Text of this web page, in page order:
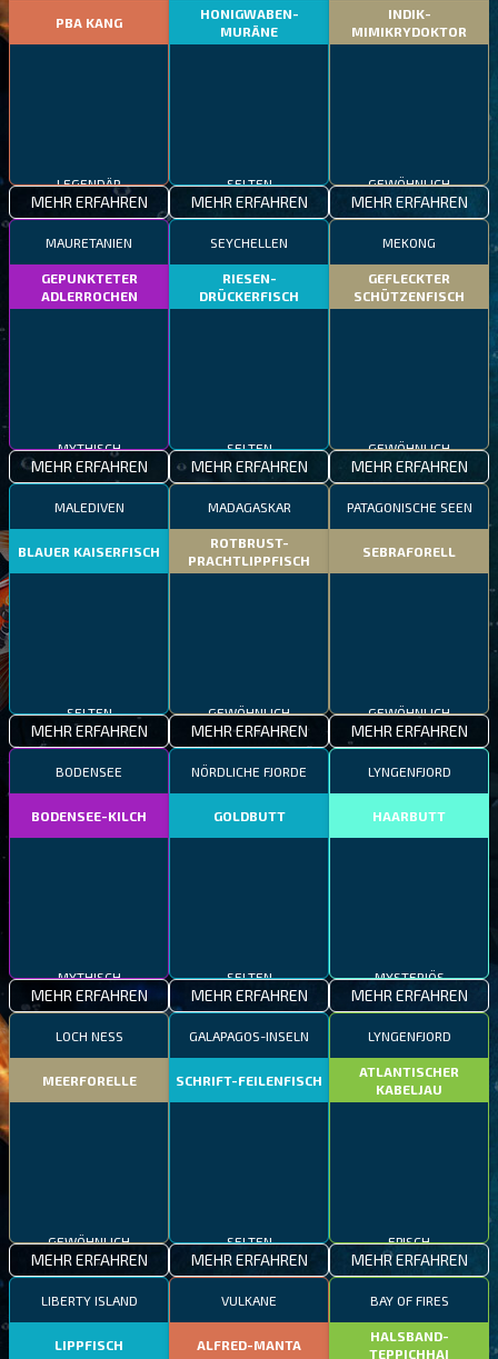
PBA KANG
LEGENDÄR
MEHR ERFAHREN
HONIGWABEN-
MURÄNE
SELTEN
MEHR ERFAHREN
INDIK-
MIMIKRYDOKTOR
GEWÖHNLICH
MEHR ERFAHREN
MAURETANIEN
GEPUNKTETER
ADLERROCHEN
MYTHISCH
MEHR ERFAHREN
SEYCHELLEN
RIESEN-
DRÜCKERFISCH
SELTEN
MEHR ERFAHREN
MEKONG
GEFLECKTER
SCHÜTZENFISCH
GEWÖHNLICH
MEHR ERFAHREN
MALEDIVEN
BLAUER KAISERFISCH
SELTEN
MEHR ERFAHREN
MADAGASKAR
ROTBRUST-
PRACHTLIPPFISCH
GEWÖHNLICH
MEHR ERFAHREN
PATAGONISCHE SEEN
SEBRAFORELL
GEWÖHNLICH
MEHR ERFAHREN
BODENSEE
BODENSEE-KILCH
MYTHISCH
MEHR ERFAHREN
NÖRDLICHE FJORDE
GOLDBUTT
SELTEN
MEHR ERFAHREN
LYNGENFJORD
HAARBUTT
MYSTERIÖS
MEHR ERFAHREN
LOCH NESS
MEERFORELLE
GEWÖHNLICH
MEHR ERFAHREN
GALAPAGOS-INSELN
SCHRIFT-FEILENFISCH
SELTEN
MEHR ERFAHREN
LYNGENFJORD
ATLANTISCHER
KABELJAU
EPISCH
MEHR ERFAHREN
LIBERTY ISLAND
LIPPFISCH
VULKANE
ALFRED-MANTA
BAY OF FIRES
HALSBAND-
TEPPICHHAI